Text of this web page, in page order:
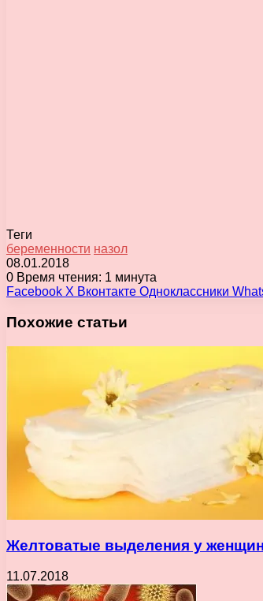
Теги
беременности назол
08.01.2018
0 Время чтения: 1 минута
Facebook X Вконтакте Одноклассники
Похожие статьи
Желтоватые выделения у
11.07.2018